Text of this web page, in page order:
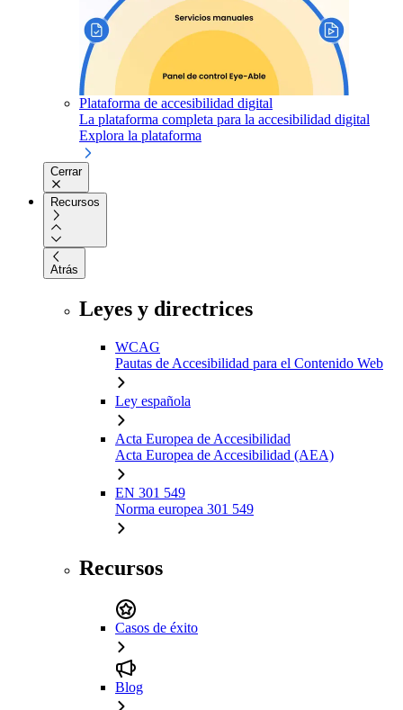
Plataforma de accesibilidad digital
La plataforma completa para la accesibilidad digital
Explora la plataforma
Cerrar
Recursos
Atrás
Leyes y directrices
WCAG
Pautas de Accesibilidad para el Contenido Web
Ley española
Acta Europea de Accesibilidad
Acta Europea de Accesibilidad (AEA)
EN 301 549
Norma europea 301 549
Recursos
Casos de éxito
Blog